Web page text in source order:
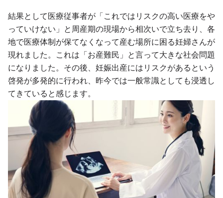
結果として医療従事者が「これではリスクの高い医療をや
っていけない」と周産期の現場から相次いで立ち去り、各
地で医療体制が保てなくなって産む場所に困る妊婦さんが
現れました。これは「お産難民」と言って大きな社会問題
になりました。その後、妊娠出産にはリスクがあるという
啓発が多発的に行われ、昨今では一般常識としても浸透し
てきていると感じます。